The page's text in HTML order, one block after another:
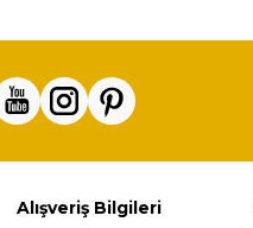
Alışveriş Bilgileri